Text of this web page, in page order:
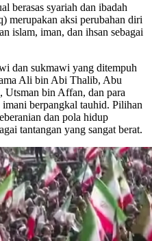
berasas syariah dan ibadah
merupakan aksi perubahan diri
islam, iman, dan ihsan sebagai
dan sukmawi yang ditempuh
Ali bin Abi Thalib, Abu
Utsman bin Affan, dan para
berpangkal tauhid. Pilihan
dan pola hidup
tantangan yang sangat berat.